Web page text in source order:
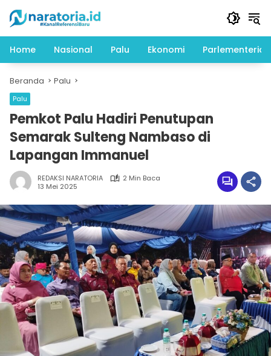
konten
Home
Nasional Palu Ekonomi Parlementeria
Beranda Palu
Palu
Pemkot Palu Hadiri Penutupan
Semarak Sulteng Nambaso di
Lapangan Immanuel
REDAKSI NARATORIA
2 Min Baca
13 Mei 2025